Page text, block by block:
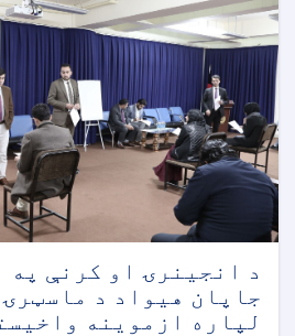
د انجينرۍ او کرنې په
جاپان هيواد د
لپاره ازموينه